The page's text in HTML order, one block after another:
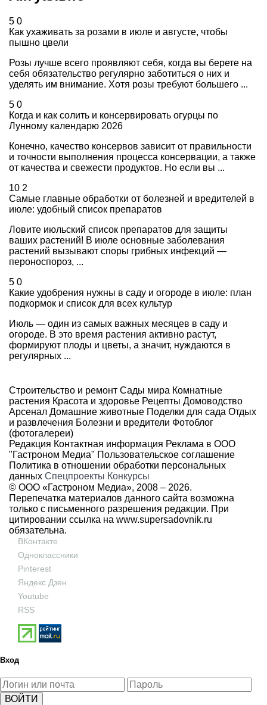
5 0
Как ухаживать за розами в июле и августе, чтобы
пышно цвели
Розы лучше всего проявляют себя, когда вы берете на
себя обязательство регулярно заботиться о них и
уделять им внимание. Хотя розы требуют большего ...
5 0
Когда и как солить и консервировать огурцы по
Лунному календарю 2026
Конечно, качество консервов зависит от правильности
и точности выполнения процесса консервации, а также
от качества и свежести продуктов. Но если вы ...
10 2
Самые главные обработки от болезней и вредителей в
июле: удобный список препаратов
Ловите июльский список препаратов для защиты
ваших растений! В июле основные заболевания
растений вызывают споры грибных инфекций —
пероноспороз, ...
5 0
Какие удобрения нужны в саду и огороде в июле: план
подкормок и список для всех культур
Июль — один из самых важных месяцев в саду и
огороде. В это время растения активно растут,
формируют плоды и цветы, а значит, нуждаются в
регулярных ...
Строительство и ремонт Сады мира Комнатные
растения Красота и здоровье Рецепты Домоводство
Арсенал Домашние животные Поделки для сада Отдых
и развлечения Болезни и вредители Фотоблог
(фотогалереи)
Редакция Контактная информация Реклама в ООО
"Гастроном Медиа" Пользовательское соглашение
Политика в отношении обработки персональных
данных Спецпроекты Конкурсы
© ООО «Гастроном Медиа», 2008 – 2026.
Перепечатка материалов данного сайта возможна
только с письменного разрешения редакции. При
цитировании ссылка на www.supersadovnik.ru
обязательна.
ВКонтакте
Одноклассники
Pinterest
Яндекс Дзен
Youtube
RSS
Вход